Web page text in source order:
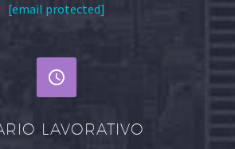
[email protected]


LAVORATIVO